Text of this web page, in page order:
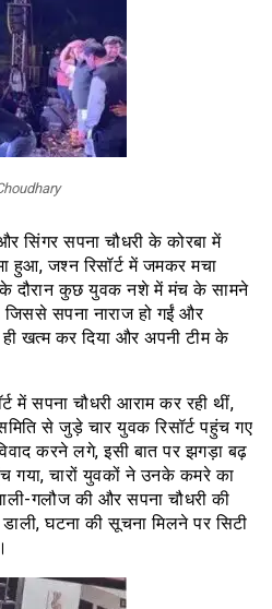
सिंगर सपना चौधरी के कोरबा में
हुआ, जश्न रिसॉर्ट में जमकर मचा
के दौरान कुछ युवक नशे में मंच के सामने
सपना नाराज हो गईं और
खत्म कर दिया और अपनी टीम के
में सपना चौधरी आराम कर रही थीं,
से जुड़े चार युवक रिसॉर्ट पहुंच गए
करने लगे, इसी बात पर झगड़ा बढ़
गया, चारों युवकों ने उनके कमरे का
गलौज की और सपना चौधरी की
घटना की सूचना मिलने पर सिटी